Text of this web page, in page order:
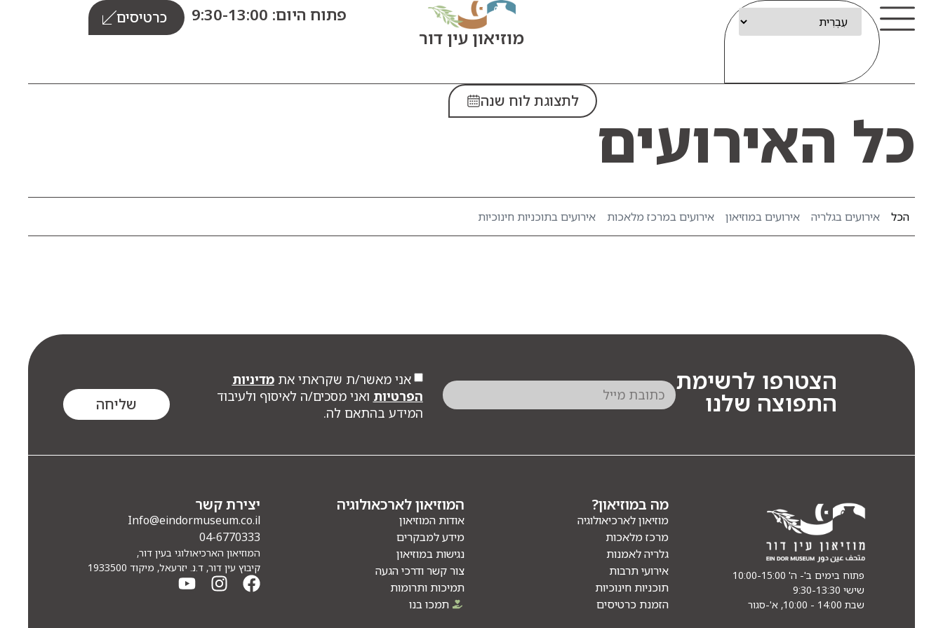
מוזיאון עין דור
פתוח היום: 9:30-13:00 כרטיסים
כל האירועים
לתצוגת לוח שנה
אירועים בגלריה אירועים במוזיאון אירועים במרכז מלאכות אירועים בתוכניות חינוכיות הכל
אני מאשר/ת שקראתי אתמדיניות
הפרטיות ואני מסכים/ה לאיסוף ולעיבוד
המידע בהתאם לה.
שליחה
הצטרפו לרשימת
התפוצה שלנו
פתוח בימים ב'- ה' 10:00-15:00
שישי 9:30-13:30
שבת 14:00 - 10:00, א'-סגור
מה במוזיאון?
מוזיאון לארכיאולוגיה
מרכז מלאכות
גלריה לאמנות
אירועי תרבות
תוכניות חינוכיות
הזמנת כרטיסים
המוזיאון לארכאולוגיה
אודות המוזיאון
מידע למבקרים
נגישות במוזיאון
צור קשר ודרכי הגעה
תמיכות ותרומות
תמכו בנו
יצירת קשר
Info@eindormuseum.co.il
04-6770333
המוזיאון הארכיאולוגי בעין דור,
קיבוץ עין דור, ד.נ. יזרעאל, מיקוד 1933500